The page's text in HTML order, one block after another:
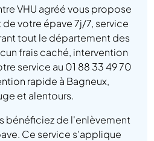
VHU agréé vous propose
votre épave 7j/7, service
tout le département des
frais caché, intervention
service au 01 88 33 49 70
rapide à Bagneux,
et alentours.
bénéficiez de l'enlèvement
Ce service s'applique